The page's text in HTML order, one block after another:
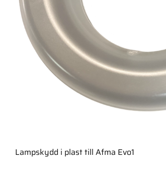
Lampskydd i plast till Afma Evo1